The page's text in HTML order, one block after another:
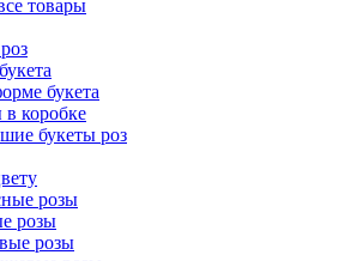
товары
букета
в коробке
букеты роз
розы
розы
розы